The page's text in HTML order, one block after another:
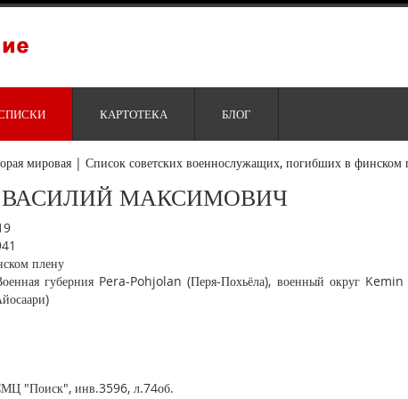
КАРТОТЕКА БЛОГ
мировая | Список советских военнослужащих, погибших в
МАКСИМОВИЧ
плену
губерния Pera-Pohjolan (Перя-Похьёла), военный округ Kemin
"Поиск", инв.3596, л.74об.